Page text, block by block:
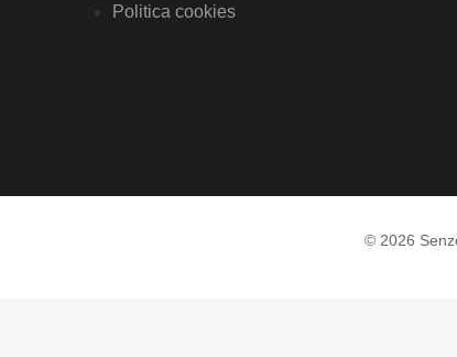
Politica cookies
© 2026